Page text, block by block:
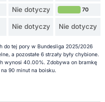
Nie dotyczy 70
Nie dotyczy Nie dotyczy
do tej pory w Bundesliga 2025/2026
a pozostałe 6 strzały były chybione.
wynosi 40.00%. Zdobywa on bramkę
90 minut na boisku.